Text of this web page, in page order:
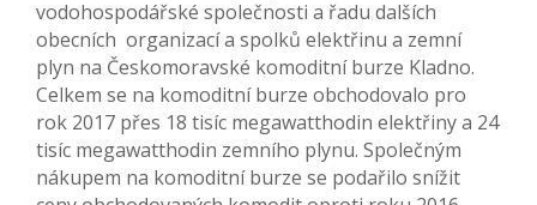
vodohospodářské společnosti a řadu dalších
obecních organizací a spolků elektřinu a zemní
plyn na Českomoravské komoditní burze Kladno.
Celkem se na komoditní burze obchodovalo pro
rok 2017 přes 18 tisíc megawatthodin elektřiny a 24
tisíc megawatthodin zemního plynu. Společným
nákupem na komoditní burze se podařilo snížit